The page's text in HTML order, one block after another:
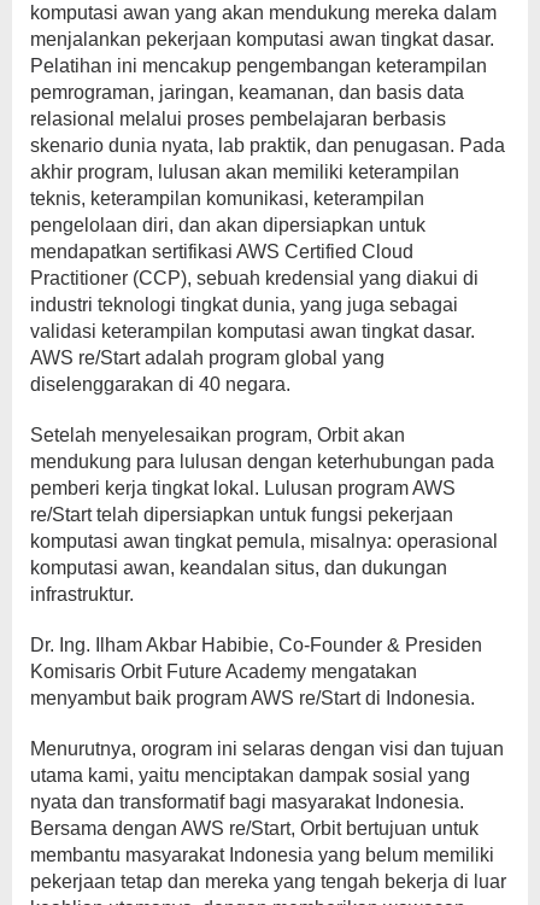
komputasi awan yang akan mendukung mereka dalam
menjalankan pekerjaan komputasi awan tingkat dasar.
Pelatihan ini mencakup pengembangan keterampilan
pemrograman, jaringan, keamanan, dan basis data
relasional melalui proses pembelajaran berbasis
skenario dunia nyata, lab praktik, dan penugasan. Pada
akhir program, lulusan akan memiliki keterampilan
teknis, keterampilan komunikasi, keterampilan
pengelolaan diri, dan akan dipersiapkan untuk
mendapatkan sertifikasi AWS Certified Cloud
Practitioner (CCP), sebuah kredensial yang diakui di
industri teknologi tingkat dunia, yang juga sebagai
validasi keterampilan komputasi awan tingkat dasar.
AWS re/Start adalah program global yang
diselenggarakan di 40 negara.
Setelah menyelesaikan program, Orbit akan
mendukung para lulusan dengan keterhubungan pada
pemberi kerja tingkat lokal. Lulusan program AWS
re/Start telah dipersiapkan untuk fungsi pekerjaan
komputasi awan tingkat pemula, misalnya: operasional
komputasi awan, keandalan situs, dan dukungan
infrastruktur.
Dr. Ing. Ilham Akbar Habibie, Co-Founder & Presiden
Komisaris Orbit Future Academy mengatakan
menyambut baik program AWS re/Start di Indonesia.
Menurutnya, orogram ini selaras dengan visi dan tujuan
utama kami, yaitu menciptakan dampak sosial yang
nyata dan transformatif bagi masyarakat Indonesia.
Bersama dengan AWS re/Start, Orbit bertujuan untuk
membantu masyarakat Indonesia yang belum memiliki
pekerjaan tetap dan mereka yang tengah bekerja di luar